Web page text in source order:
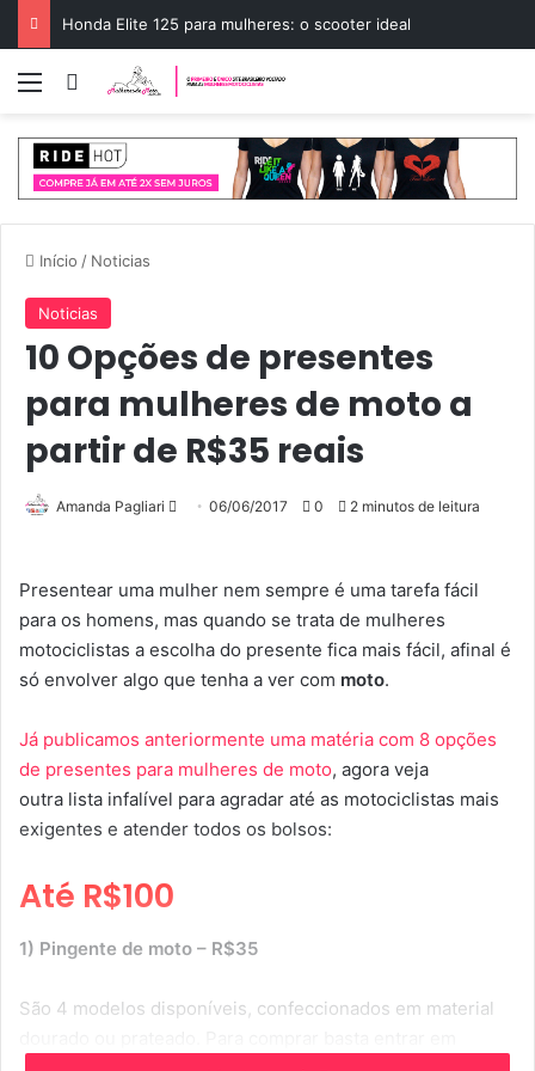
Honda Elite 125 para mulheres: o scooter ideal
Menu Entrar
Início / Noticias
Noticias
10 Opções de presentes
para mulheres de moto a
partir de R$35 reais
Amanda Pagliari
d
e
u
m
-
m
a
06/06/2017 0 2 minutos de leitura
Presentear uma mulher nem sempre é uma tarefa fácil
para os homens, mas quando se trata de mulheres
motociclistas a escolha do presente fica mais fácil, afinal é
só envolver algo que tenha a ver com moto.
Já publicamos anteriormente uma matéria com 8 opções
de presentes para mulheres de moto, agora veja
outra lista infalível para agradar até as motociclistas mais
exigentes e atender todos os bolsos:
Até R$100
1) Pingente de moto – R$35
São 4 modelos disponíveis, confeccionados em material